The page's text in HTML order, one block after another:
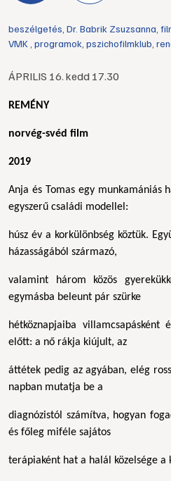
beszélgetés Dr. Babrik Zsuzsanna
VMK programok pszichofilmklub
ÁPRILIS 16. kedd 17.30
REMÉNY
norvég-svéd film
2019
Anja és Tomas egy munkamániás
egyszerű családi modellel:
húsz év a korkülönbség köztük.
házasságából származó,
valamint három közös
egymásba beleunt pár szürke
hétköznapjaiba
előtt: a nő rákja kiújult, az
áttétek pedig az agyában, elég
napban mutatja be a
diagnózistól számítva, hogyan
és főleg miféle sajátos
terápiaként hat a halál közelsége a